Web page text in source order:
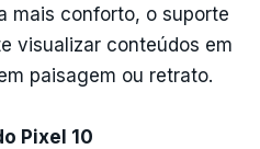
mais conforto, o suporte
visualizar conteúdos em
paisagem ou retrato.
Pixel 10